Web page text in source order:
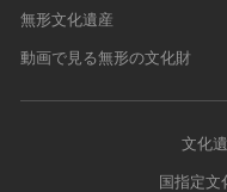
無形文化遺産
動画で見る無形の文化財
文化
国指定文